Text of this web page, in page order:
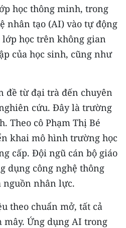
học thông minh, trong
nhân tạo (AI) vào tự động
học trên không gian
của học sinh, cũng như
đề từ đại trà đến chuyên
cứu. Ðây là trường
Theo cô Phạm Thị Bé
khai mô hình trường học
cấp. Ðội ngũ cán bộ giáo
dụng công nghệ thông
nguồn nhân lực.
theo chuẩn mở, tất cả
Ứng dụng AI trong